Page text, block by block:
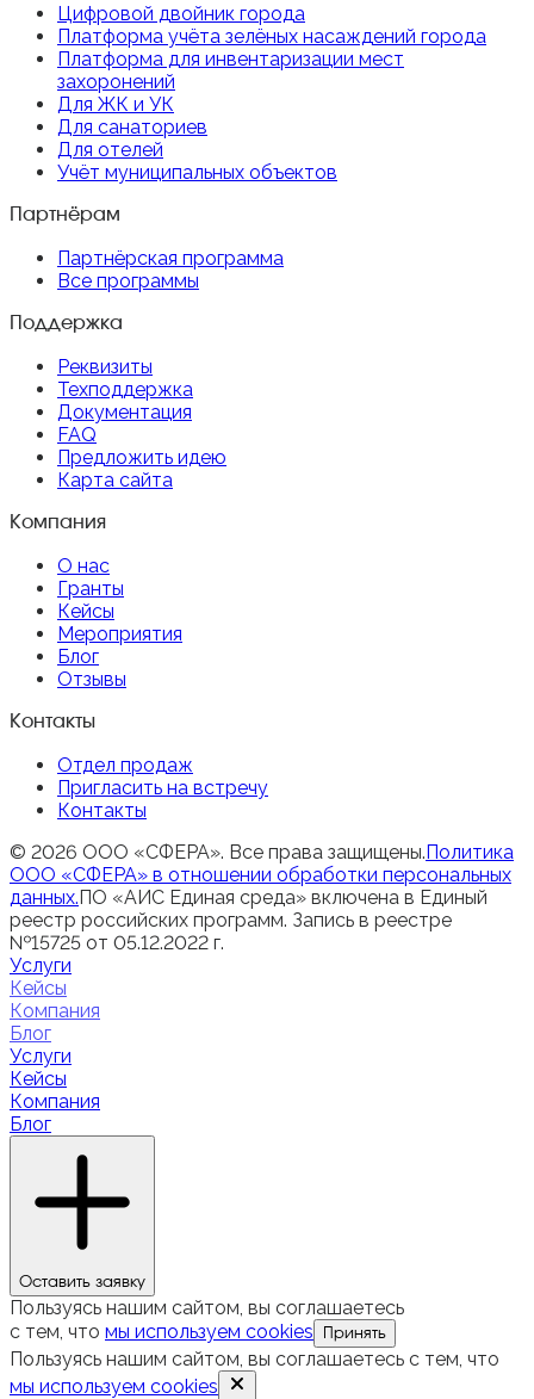
Цифровой двойник города
Платформа учёта зелёных насаждений города
Платформа для инвентаризации мест
захоронений
Для ЖК и УК
Для санаториев
Для отелей
Учёт муниципальных объектов
Партнёрам
Партнёрская программа
Все программы
Поддержка
Реквизиты
Техподдержка
Документация
FAQ
Предложить идею
Карта сайта
Компания
О нас
Гранты
Кейсы
Мероприятия
Блог
Отзывы
Контакты
Отдел продаж
Пригласить на встречу
Контакты
© 2026 ООО «СФЕРА». Все права защищены.Политика
ООО «СФЕРА» в отношении обработки персональных
данных.ПО «АИС Единая среда» включена в Единый
реестр российских программ. Запись в реестре
№15725 от 05.12.2022 г.
Услуги
Кейсы
Компания
Блог
Услуги
Кейсы
Компания
Блог
Оставить заявку
Пользуясь нашим сайтом, вы соглашаетесь
с тем, что мы используем cookies Принять
Пользуясь нашим сайтом, вы соглашаетесь с тем, что
мы используем cookies